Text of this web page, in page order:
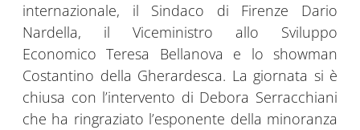
internazionale, il Sindaco di Firenze Dario
Nardella, il Viceministro allo Sviluppo
Economico Teresa Bellanova e lo showman
Costantino della Gherardesca. La giornata si è
chiusa con l’intervento di Debora Serracchiani
che ha ringraziato l’esponente della minoranza